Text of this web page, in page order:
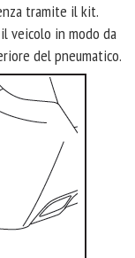
tramite il kit.
veicolo in modo da
del pneumatico.